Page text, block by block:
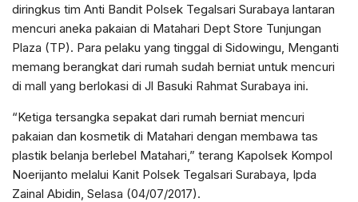
diringkus tim Anti Bandit Polsek Tegalsari Surabaya lantaran
mencuri aneka pakaian di Matahari Dept Store Tunjungan
Plaza (TP). Para pelaku yang tinggal di Sidowingu, Menganti
memang berangkat dari rumah sudah berniat untuk mencuri
di mall yang berlokasi di Jl Basuki Rahmat Surabaya ini.
“Ketiga tersangka sepakat dari rumah berniat mencuri
pakaian dan kosmetik di Matahari dengan membawa tas
plastik belanja berlebel Matahari,” terang Kapolsek Kompol
Noerijanto melalui Kanit Polsek Tegalsari Surabaya, Ipda
Zainal Abidin, Selasa (04/07/2017).